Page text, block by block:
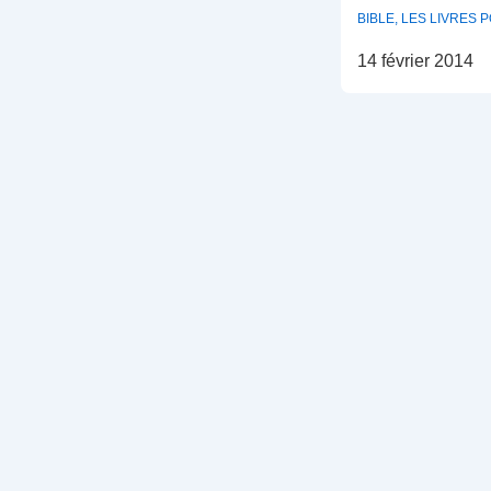
BIBLE, LES LIVRES
14 février 2014